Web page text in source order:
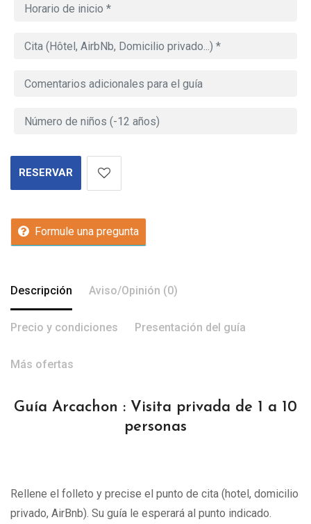
RESERVAR
Formule una pregunta
Descripción Aviso/Opinión (0)
Precio y condiciones Presentación del guía
Más ofertas
Guía Arcachon : Visita privada de 1 a 10
personas
Rellene el folleto y precise el punto de cita (hotel, domicilio
privado, AirBnb). Su guía le esperará al punto indicado.